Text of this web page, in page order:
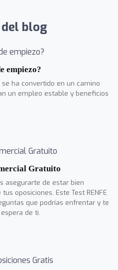
blog
empiezo?
ha convertido en un camino
un empleo estable y beneficios
Gratuito
asegurarte de estar bien
oposiciones. Este Test RENFE
que podrías enfrentar y te
de ti.